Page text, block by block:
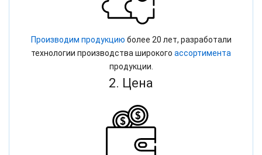
Производим продукцию более 20 лет, разработали
технологии производства широкого ассортимента
продукции.
2. Цена